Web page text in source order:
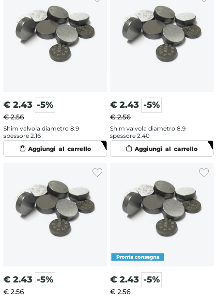
€ 2.43 -5%
€ 2.56
Shim valvola diametro 8.9
spessore 2.16
€ 2.43 -5%
€ 2.56
Shim valvola diametro 8.9
spessore 2.40
€ 2.43 -5%
€ 2.56
€ 2.43 -5%
€ 2.56